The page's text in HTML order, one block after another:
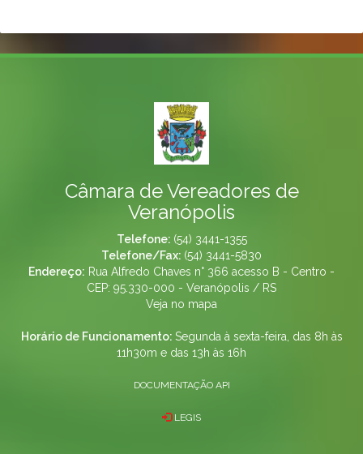
Câmara de Vereadores de
Veranópolis
Telefone: (54) 3441-1355
Telefone/Fax: (54) 3441-5830
Endereço: Rua Alfredo Chaves n° 366 acesso B - Centro -
CEP: 95.330-000 - Veranópolis / RS
Veja no mapa
Horário de Funcionamento: Segunda à sexta-feira, das 8h às
11h30m e das 13h às 16h
DOCUMENTAÇÃO API
LEGIS